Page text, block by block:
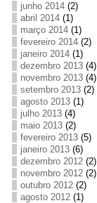
junho 2014(2)
abril 2014(1)
março 2014(1)
fevereiro 2014(2)
janeiro 2014(1)
dezembro 2013(4)
novembro 2013(4)
setembro 2013(2)
agosto 2013(1)
julho 2013(4)
maio 2013(2)
fevereiro 2013(5)
janeiro 2013(6)
dezembro 2012(2)
novembro 2012(2)
outubro 2012(2)
agosto 2012(1)